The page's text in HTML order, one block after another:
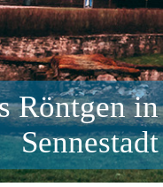
Röntgen in
Sennestadt